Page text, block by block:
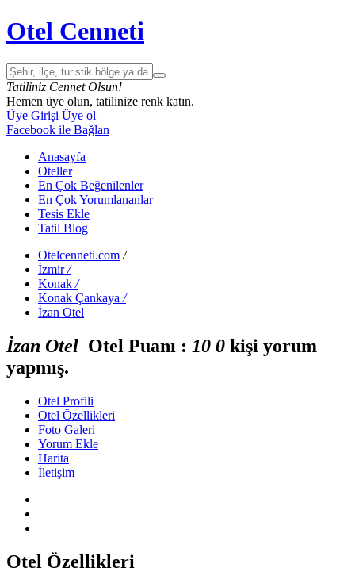
Otel Cenneti
Tatiliniz Cennet Olsun!
Hemen üye olun, tatilinize renk katın.
Üye Girişi Üye ol
Facebook ile Bağlan
Anasayfa
Oteller
En Çok Beğenilenler
En Çok Yorumlananlar
Tesis Ekle
Tatil Blog
Otelcenneti.com /
İzmir /
Konak /
Konak Çankaya /
İzan Otel
İzan Otel Otel Puanı : 10 0 kişi yorum
yapmış.
Otel Profili
Otel Özellikleri
Foto Galeri
Yorum Ekle
Harita
İletişim
Otel Özellikleri